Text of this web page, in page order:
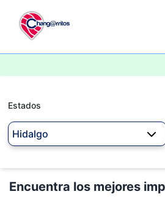
Estados
Hidalgo
Encuentra los mejores